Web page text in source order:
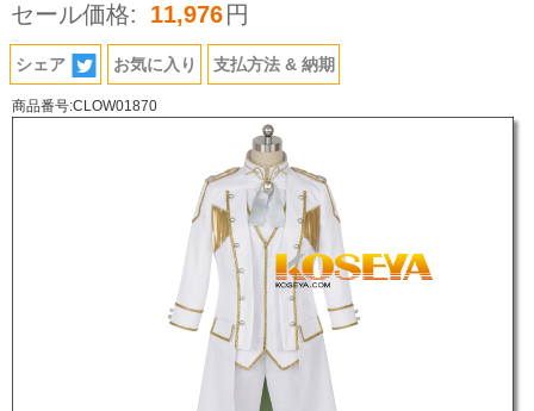
セール価格: 11,976 円
シェア お気に入り 支払方法 & 納期
商品番号:CLOW01870